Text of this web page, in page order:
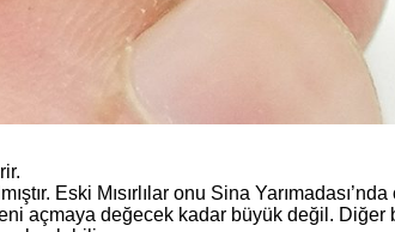
Eski Mısırlılar onu Sina
açmaya değecek kadar büyük değil. Diğer